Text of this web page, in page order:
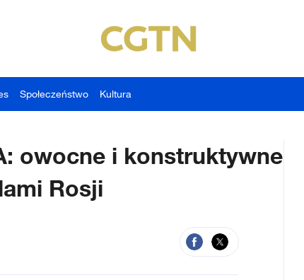
Społeczeństwo Kultura
owocne i konstruktywne
Rosji